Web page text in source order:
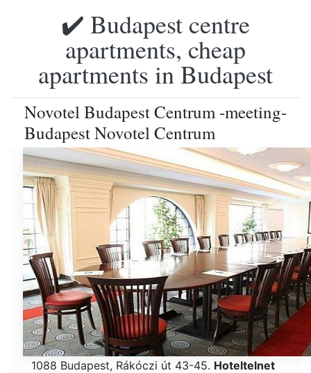
✔️ Budapest centre
apartments, cheap
apartments in Budapest
Novotel Budapest Centrum -meeting-
Budapest Novotel Centrum
1088 Budapest, Rákóczi út 43-45. Hoteltelnet